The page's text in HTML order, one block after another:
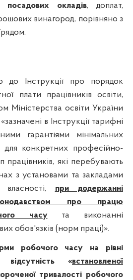
посадових окладів, доплат,
винагород, порівняно з
до Інструкції про порядок
плати працівників освіти,
Міністерства освіти України
в Інструкції тарифні
гарантіями мінімальних
для конкретних професійно-
працівників, які перебувають
з установами та закладами
при додержанні
про працю
часута виконанні
обов'язків (норм праці)».
робочого часу на рівні
відсутність «встановленої
тривалості робочого